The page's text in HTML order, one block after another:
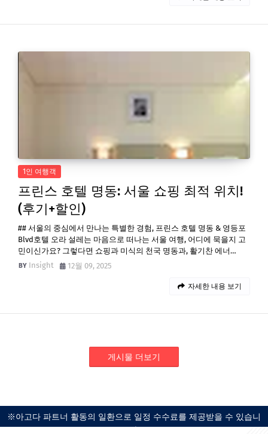
1인 여행객
프린스 호텔 명동: 서울 쇼핑 최적 위치!
(후기+할인)
## 서울의 중심에서 만나는 특별한 경험, 프린스 호텔 명동 & 영등포
Blvd호텔 오라 설레는 마음으로 떠나는 서울 여행, 어디에 묵을지 고
민이신가요? 그렇다면 쇼핑과 미식의 천국 명동과, 활기찬 에너…
Insight
12월 09, 2025
자세한 내용 보기
게시물 더보기
※아고다 파트너 활동의 일환으로 일정 수수료를 제공받을 수 있습니
다.